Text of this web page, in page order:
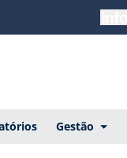
Gestão